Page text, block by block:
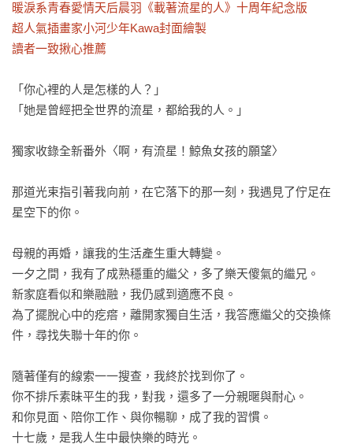
暖淚系青春愛情天后晨羽《載著流星的人》十周年紀念版
超人氣插畫家小河少年Kawa封面繪製
讀者一致揪心推薦
「你心裡的人是怎樣的人？」
「她是曾經把全世界的流星，都給我的人。」
獨家收錄全新番外〈啊，有流星！鯨魚女孩的願望〉
那道光束指引著我向前，在它落下的那一刻，我遇見了佇足在
星空下的你。
母親的再婚，讓我的生活產生重大轉變。
一夕之間，我有了成熟穩重的繼父，多了樂天傻氣的繼兄。
新家庭看似和樂融融，我仍感到適應不良。
為了擺脫心中的疙瘩，離開家獨自生活，我答應繼父的交換條
件，尋找失聯十年的你。
隨著僅有的線索一一搜查，我終於找到你了。
你不排斥素昧平生的我，對我，還多了一分親暱與耐心。
和你見面、陪你工作、與你暢聊，成了我的習慣。
十七歲，是我人生中最快樂的時光。